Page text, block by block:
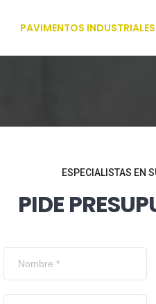
PAVIMENTOS INDUSTRIALES
ESPECIALISTAS EN
PIDE